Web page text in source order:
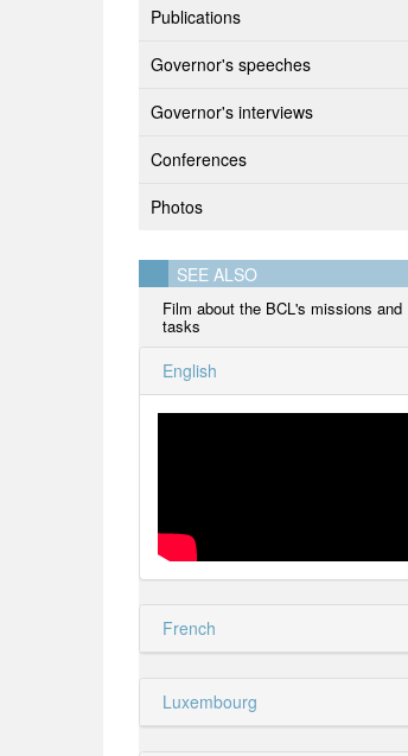
Publications
Governor's speeches
Governor's interviews
Conferences
Photos
SEE ALSO
Film about the BCL's missions and
tasks
English
French
Luxembourg